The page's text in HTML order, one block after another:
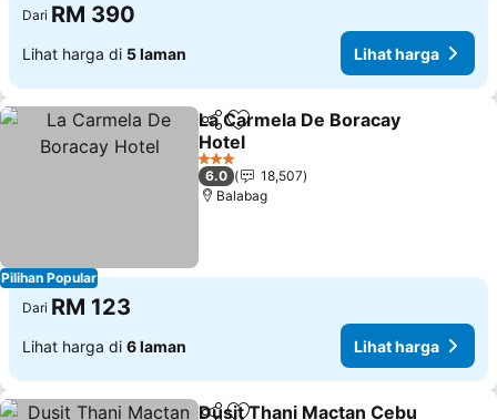
Dari RM 390
Lihat harga di 5 laman Lihat harga
Pilihan Popular
KongsiTambah ke favorit
La Carmela De Boracay
Hotel
Lihat harga
3 Bintang
6.0
18,507
Balabag
Dari RM 123
Lihat harga di 6 laman Lihat harga
Dusit Thani Mactan Cebu